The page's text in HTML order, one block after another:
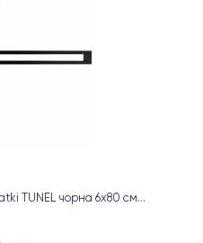
TUNEL чорна 6х80 см...